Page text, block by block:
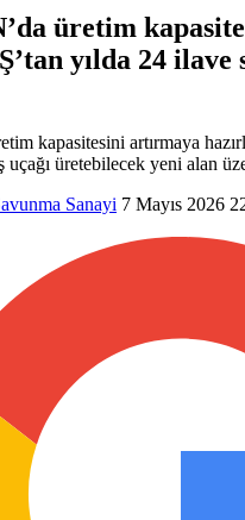
üretim
yılda 24 ilave
kapasitesini artırmaya
uçağı üretebilecek yeni alan
Sanayi 7 Mayıs 2026